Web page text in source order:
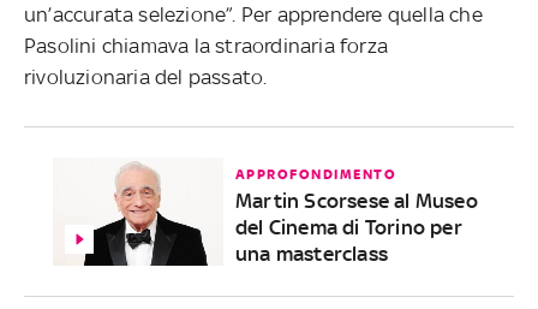
un’accurata selezione”. Per apprendere quella che
Pasolini chiamava la straordinaria forza
rivoluzionaria del passato.
APPROFONDIMENTO
Martin Scorsese al Museo
del Cinema di Torino per
una masterclass